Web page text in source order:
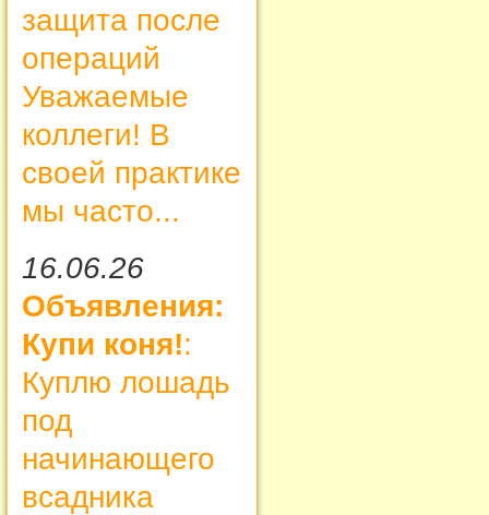
защита после
операций
Уважаемые
коллеги! В
своей практике
мы часто...
16.06.26
Объявления:
Купи коня!:
Куплю лошадь
под
начинающего
всадника